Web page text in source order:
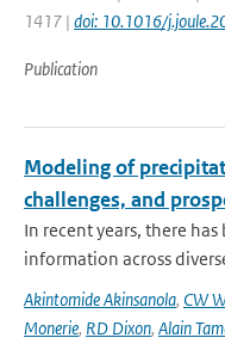
1417 | doi: 10.1016/
Publication
Modeling of
challenges, and
In recent years, there
information across
Akintomide Akinsanola, CW
Monerie, RD Dixon, Alain